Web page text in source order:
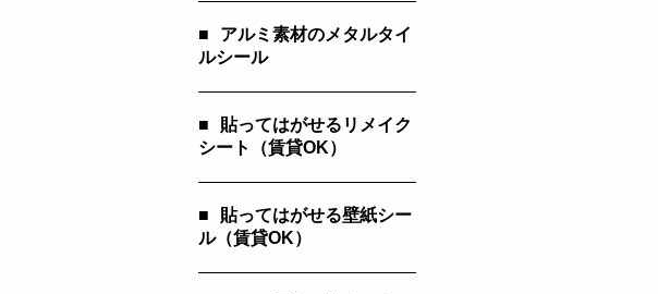
■
アルミ素材のメタルタイ
ルシール
■
貼ってはがせるリメイク
シート（賃貸OK）
■
貼ってはがせる壁紙シー
ル（賃貸OK）